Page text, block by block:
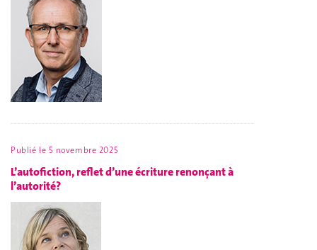
Publié le 5 novembre 2025
L’autofiction, reflet d’une écriture renonçant à
l’autorité?